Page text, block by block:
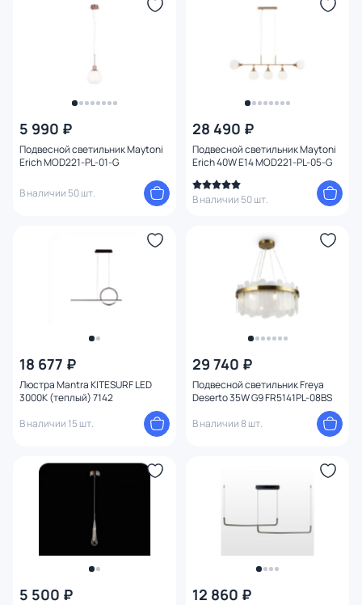
5 990 ₽
Подвесной светильник Maytoni
Erich MOD221-PL-01-G
В наличии 50 шт.
28 490 ₽
Подвесной светильник Maytoni
Erich 40W E14 MOD221-PL-05-G
В наличии 50 шт.
18 677 ₽
Люстра Mantra KITESURF LED
3000К (теплый) 7142
В наличии 15 шт.
29 740 ₽
Подвесной светильник Freya
Deserto 35W G9 FR5141PL-08BS
В наличии 8 шт.
5 500 ₽ 12 860 ₽